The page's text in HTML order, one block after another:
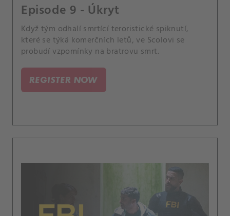
Episode 9 - Úkryt
Když tým odhalí smrtící teroristické spiknutí,
které se týká komerčních letů, ve Scolovi se
probudí vzpomínky na bratrovu smrt.
REGISTER NOW